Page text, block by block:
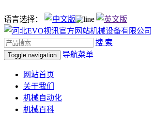
语言选择：
搜 索
Toggle navigation 导航菜单
网站首页
关于我们
机械自动化
机械百科